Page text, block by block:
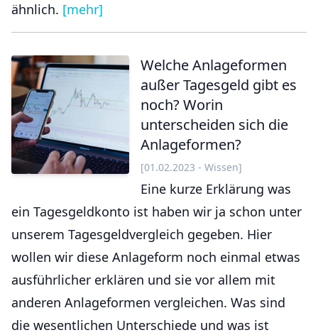
ähnlich. [mehr]
Welche Anlageformen
außer Tagesgeld gibt es
noch? Worin
unterscheiden sich die
Anlageformen?
[01.02.2023 - Wissen]
Eine kurze Erklärung was
ein Tagesgeldkonto ist haben wir ja schon unter
unserem Tagesgeldvergleich gegeben. Hier
wollen wir diese Anlageform noch einmal etwas
ausführlicher erklären und sie vor allem mit
anderen Anlageformen vergleichen. Was sind
die wesentlichen Unterschiede und was ist